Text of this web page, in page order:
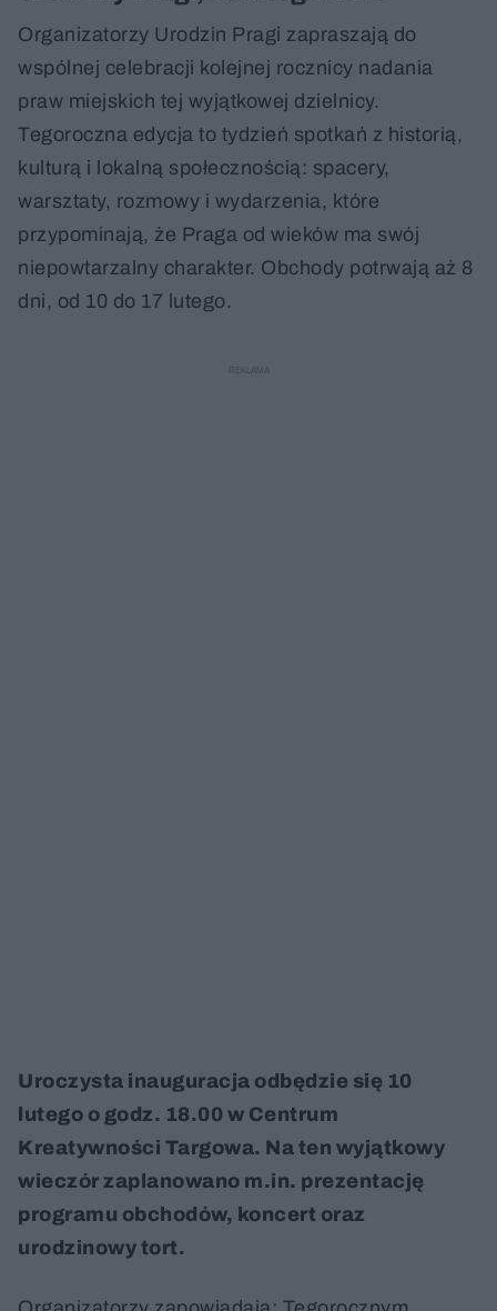
Organizatorzy Urodzin Pragi zapraszają do
wspólnej celebracji kolejnej rocznicy nadania
praw miejskich tej wyjątkowej dzielnicy.
Tegoroczna edycja to tydzień spotkań z historią,
kulturą i lokalną społecznością: spacery,
warsztaty, rozmowy i wydarzenia, które
przypominają, że Praga od wieków ma swój
niepowtarzalny charakter. Obchody potrwają aż 8
dni, od 10 do 17 lutego.
Uroczysta inauguracja odbędzie się 10
lutego o godz. 18.00 w Centrum
Kreatywności Targowa. Na ten wyjątkowy
wieczór zaplanowano m.in. prezentację
programu obchodów, koncert oraz
urodzinowy tort.